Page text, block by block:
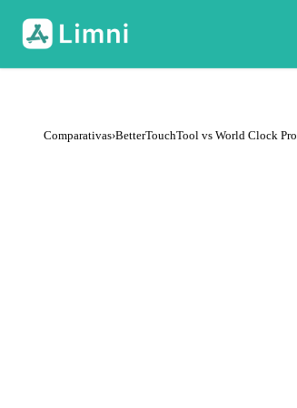
Comparativas›BetterTouchTool vs World Clock Pro